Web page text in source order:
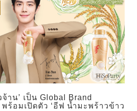
าน’ เป็น Global Brand
ร้อมเปิดตัว ‘อีฟ น้ำมะพร้าวข้าว